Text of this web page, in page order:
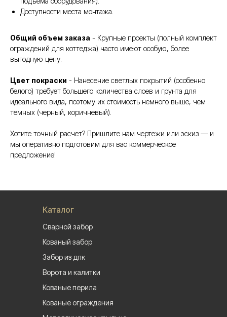
Доступности места монтажа.
Общий объем заказа - Крупные проекты (полный комплект
ограждений для коттеджа) часто имеют особую, более
выгодную цену.
Цвет покраски - Нанесение светлых покрытий (особенно
белого) требует большего количества слоев и грунта для
идеального вида, поэтому их стоимость немного выше, чем
темных (черный, коричневый).
Хотите точный расчет? Пришлите нам чертежи или эскиз — и
мы оперативно подготовим для вас коммерческое
предложение!
Каталог
Сварной забор
Кованый забор
Забор из дпк
Ворота и калитки
Кованые ограждения
Кованые перила